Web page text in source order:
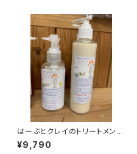
はーぶとクレイのトリートメン
ト 1000ml
¥9,790